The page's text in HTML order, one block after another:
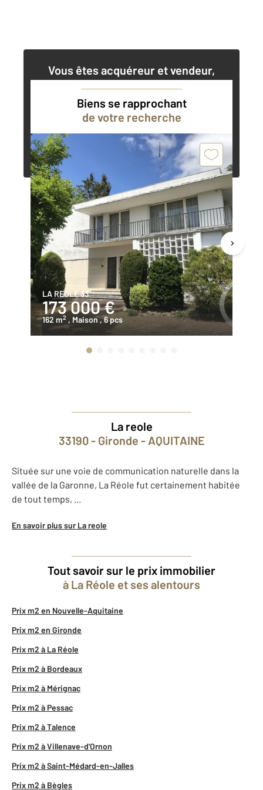
Vous êtes acquéreur et vendeur,
Contacter l'agence
Demander une estimation
Biens se rapprochant
de votre recherche
LA REOLE 33
173 000 €
162 m2 , Maison, 6 pcs
La reole
33190 - Gironde - AQUITAINE
Située sur une voie de communication naturelle dans la
vallée de la Garonne, La Réole fut certainement habitée
de tout temps, ...
En savoir plus sur La reole
Tout savoir sur le prix immobilier
à La Réole et ses alentours
Prix m2 en Nouvelle-Aquitaine
Prix m2 en Gironde
Prix m2 à La Réole
Prix m2 à Bordeaux
Prix m2 à Mérignac
Prix m2 à Pessac
Prix m2 à Talence
Prix m2 à Villenave-d'Ornon
Prix m2 à Saint-Médard-en-Jalles
Prix m2 à Bègles